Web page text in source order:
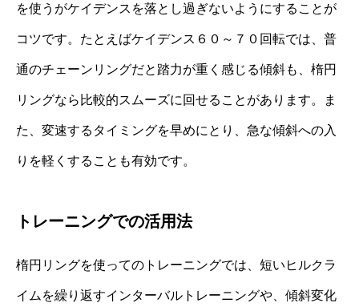
を使うがケイデンスを落とし過ぎないようにすることが
コツです。たとえばケイデンス６０～７０回転では、普
通のチェーンリングだと踏力が重く感じる傾斜も、楕円
リングなら比較的スムーズに回せることがあります。ま
た、変速するタイミングを早めにとり、急な傾斜への入
りを軽くすることも有効です。
トレーニングでの活用法
楕円リングを使ってのトレーニングでは、短いヒルクラ
イムを繰り返すインターバルトレーニングや、傾斜変化